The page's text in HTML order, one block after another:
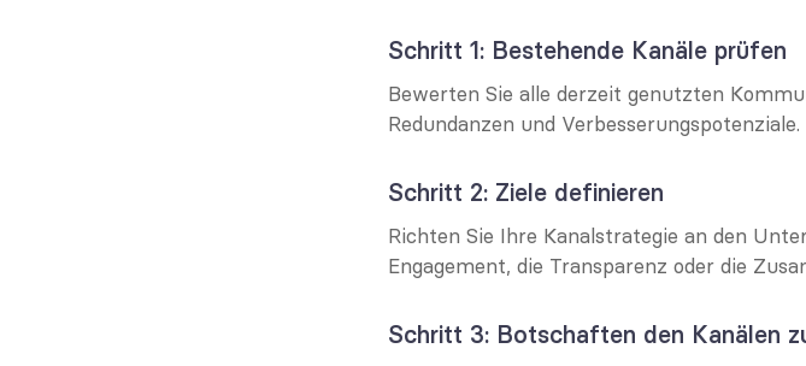
Schritt 1: Bestehende Kanäle prüfen
Bewerten Sie alle derzeit genutzten
Redundanzen und Verbesserungspotenziale.
Schritt 2: Ziele definieren
Richten Sie Ihre Kanalstrategie an den
Engagement, die Transparenz oder die
Schritt 3: Botschaften den Kanälen